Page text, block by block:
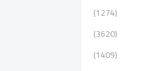
(1274)
(3620)
(1409)